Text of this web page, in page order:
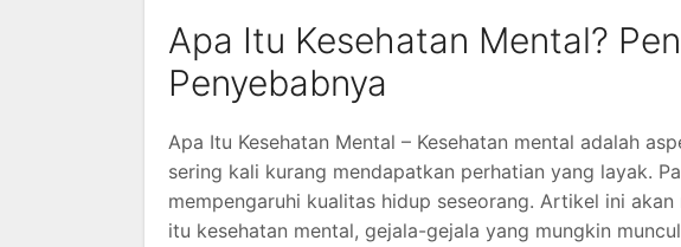
Apa Itu Kesehatan Mental?
Penyebabnya
Apa Itu Kesehatan Mental – Kesehatan mental adalah
sering kali kurang mendapatkan perhatian yang layak.
mempengaruhi kualitas hidup seseorang. Artikel ini
itu kesehatan mental, gejala-gejala yang mungkin